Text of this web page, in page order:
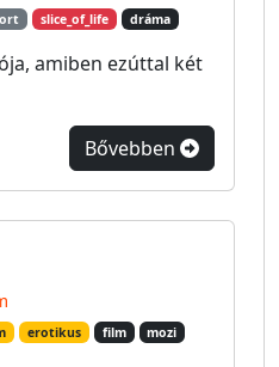
slice_of_life dráma
amiben ezúttal két
Bővebben
erotikus film
mozi